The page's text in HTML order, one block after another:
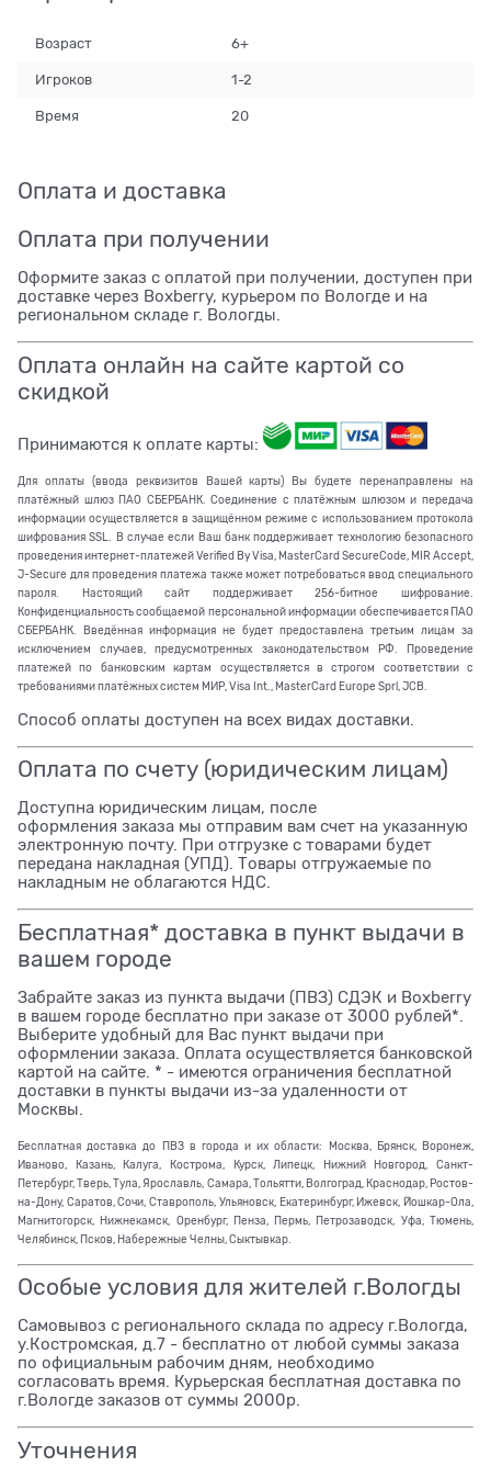
Возраст 6+
Игроков 1-2
Время 20
Оплата и доставка
Оплата при получении
Оформите заказ с оплатой при получении, доступен при
доставке через Boxberry, курьером по Вологде и на
региональном складе г. Вологды.
Оплата онлайн на сайте картой со
скидкой
Принимаются к оплате карты:
Для оплаты (ввода реквизитов Вашей карты) Вы будете перенаправлены на
платёжный шлюз ПАО СБЕРБАНК. Соединение с платёжным шлюзом и передача
информации осуществляется в защищённом режиме с использованием протокола
шифрования SSL. В случае если Ваш банк поддерживает технологию безопасного
проведения интернет-платежей Verified By Visa, MasterCard SecureCode, MIR Accept,
J-Secure для проведения платежа также может потребоваться ввод специального
пароля. Настоящий сайт поддерживает 256-битное шифрование.
Конфиденциальность сообщаемой персональной информации обеспечивается ПАО
СБЕРБАНК. Введённая информация не будет предоставлена третьим лицам за
исключением случаев, предусмотренных законодательством РФ. Проведение
платежей по банковским картам осуществляется в строгом соответствии с
требованиями платёжных систем МИР, Visa Int., MasterCard Europe Sprl, JCB.
Способ оплаты доступен на всех видах доставки.
Оплата по счету (юридическим лицам)
Доступна юридическим лицам, после
оформления заказа мы отправим вам счет на указанную
электронную почту. При отгрузке с товарами будет
передана накладная (УПД). Товары отгружаемые по
накладным не облагаются НДС.
Бесплатная* доставка в пункт выдачи в
вашем городе
Забрайте заказ из пункта выдачи (ПВЗ) СДЭК и Boxberry
в вашем городе бесплатно при заказе от 3000 рублей*.
Выберите удобный для Вас пункт выдачи при
оформлении заказа. Оплата осуществляется банковской
картой на сайте. * - имеются ограничения бесплатной
доставки в пункты выдачи из-за удаленности от
Москвы.
Бесплатная доставка до ПВЗ в города и их области: Москва, Брянск, Воронеж,
Иваново, Казань, Калуга, Кострома, Курск, Липецк, Нижний Новгород, Санкт-
Петербург, Тверь, Тула, Ярославль, Самара, Тольятти, Волгоград, Краснодар, Ростов-
на-Дону, Саратов, Сочи, Ставрополь, Ульяновск, Екатеринбург, Ижевск, Йошкар-Ола,
Магнитогорск, Нижнекамск, Оренбург, Пенза, Пермь, Петрозаводск, Уфа, Тюмень,
Челябинск, Псков, Набережные Челны, Сыктывкар.
Особые условия для жителей г.Вологды
Самовывоз с регионального склада по адресу г.Вологда,
у.Костромская, д.7 - бесплатно от любой суммы заказа
по официальным рабочим дням, необходимо
согласовать время. Курьерская бесплатная доставка по
г.Вологде заказов от суммы 2000р.
Уточнения